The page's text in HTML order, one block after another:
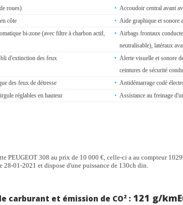
roues)
Accoudoir central avant
côte
Aide graphique et sonore
bi-zone (avec filtre à charbon actif,
Airbags frontaux
neutralisable), latéraux
d'extinction des feux
Alerte visuelle et sonore
ceintures de sécurité
des feux de détresse
Antidémarrage codé
réglables en hauteur
Assistance au freinage
d'effort
à distance (un plip)
Bluetooth
PEUGEOT 308 au prix de 10 000 €, celle-ci a au compteur
28-01-2021 et dispose d'une puissance de 130ch din.
carburant et émission de CO² : 121 g/km